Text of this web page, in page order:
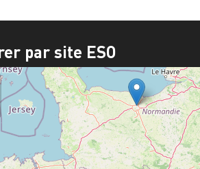
par site ESO